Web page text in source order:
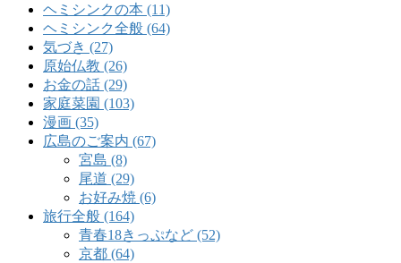
ヘミシンクの本 (11)
ヘミシンク全般 (64)
気づき (27)
原始仏教 (26)
お金の話 (29)
家庭菜園 (103)
漫画 (35)
広島のご案内 (67)
宮島 (8)
尾道 (29)
お好み焼 (6)
旅行全般 (164)
青春18きっぷなど (52)
京都 (64)